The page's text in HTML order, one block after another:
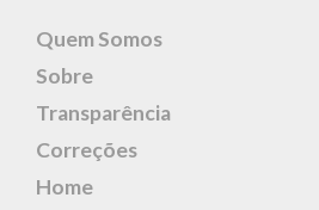
Quem Somos
Sobre
Transparência
Correções
Home